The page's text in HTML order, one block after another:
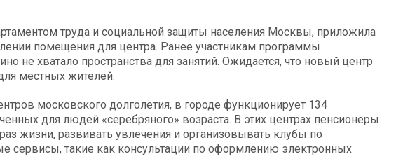
труда и социальной защиты населения Москвы, приложила
помещения для центра. Ранее участникам программы
не хватало пространства для занятий. Ожидается, что новый центр
местных жителей.
московского долголетия, в городе функционирует 134
для людей «серебряного» возраста. В этих центрах пенсионеры
жизни, развивать увлечения и организовывать клубы по
сервисы, такие как консультации по оформлению электронных